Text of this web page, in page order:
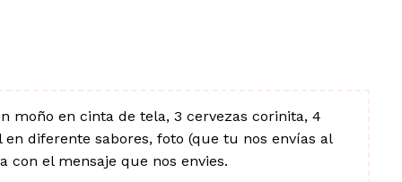
moño en cinta de tela, 3 cervezas corinita, 4
diferente sabores, foto (que tu nos envías al
con el mensaje que nos envies.